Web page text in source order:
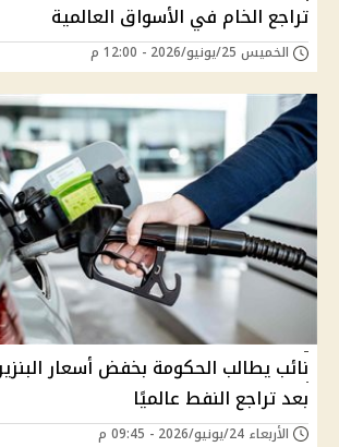
تراجع الخام في الأسواق العالمية
الخميس 25/يونيو/2026 - 12:00 م
بعد تراجع النفط عالميًا
الأربعاء 24/يونيو/2026 - 09:45 م